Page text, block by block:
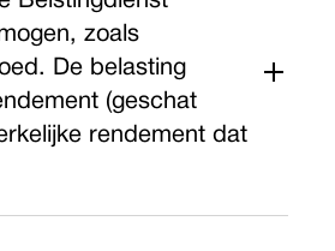
zoals
De belasting
(geschat
rendement dat